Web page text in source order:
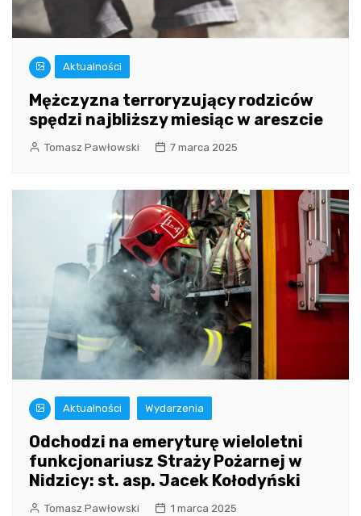
Aktualności
Mężczyzna terroryzujący rodziców
spędzi najbliższy miesiąc w areszcie
Tomasz Pawłowski 7 marca 2025
Aktualności Wydarzenia
Odchodzi na emeryturę wieloletni
funkcjonariusz Straży Pożarnej w
Nidzicy: st. asp. Jacek Kołodyński
Tomasz Pawłowski 1 marca 2025